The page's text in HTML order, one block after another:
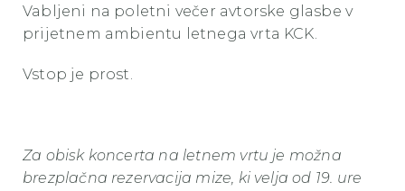
Vabljeni na poletni večer avtorske glasbe v
prijetnem ambientu letnega vrta KCK.
Vstop je prost.
Za obisk koncerta na letnem vrtu je možna
brezplačna rezervacija mize, ki velja od 19. ure